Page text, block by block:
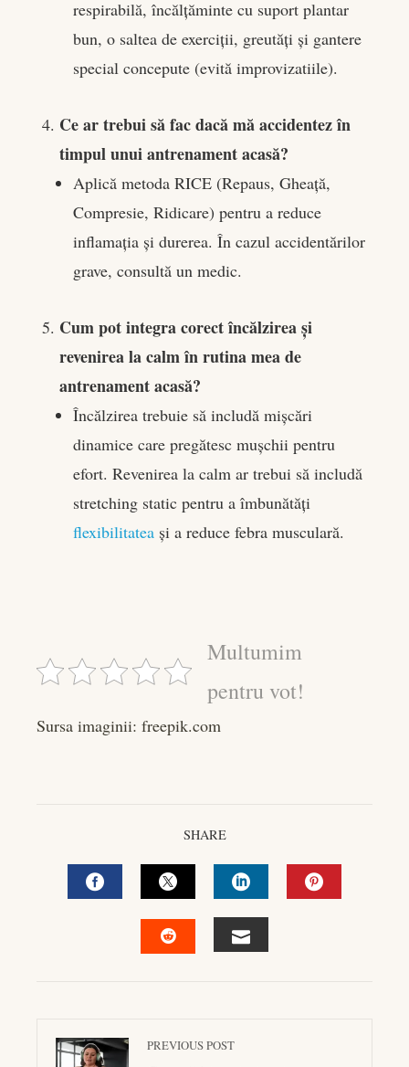
respirabilă, încălțăminte cu suport plantar
bun, o saltea de exerciții, greutăți și gantere
special concepute (evită improvizatiile).
Ce ar trebui să fac dacă mă accidentez în
timpul unui antrenament acasă?
Aplică metoda RICE (Repaus, Gheață,
Compresie, Ridicare) pentru a reduce
inflamația și durerea. În cazul accidentărilor
grave, consultă un medic.
Cum pot integra corect încălzirea și
revenirea la calm în rutina mea de
antrenament acasă?
Încălzirea trebuie să includă mișcări
dinamice care pregătesc mușchii pentru
efort. Revenirea la calm ar trebui să includă
stretching static pentru a îmbunătăți
flexibilitatea și a reduce febra musculară.
Multumim
pentru vot!
Sursa imaginii: freepik.com
SHARE
FACEBOOKTWITTERLINKEDIN
PREVIOUS POST